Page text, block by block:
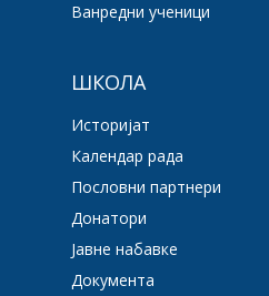
Ванредни ученици
ШКОЛА
Историјат
Календар рада
Пословни партнери
Донатори
Јавне набавке
Документа